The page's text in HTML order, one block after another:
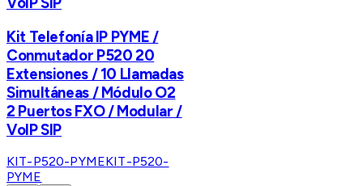
Kit Telefonía IP PYME /
Conmutador P520 20
Extensiones / 10 Llamadas
Simultáneas / Módulo O2
2 Puertos FXO / Modular /
VoIP SIP
KIT-P520-PYMEKIT-P520-
PYME